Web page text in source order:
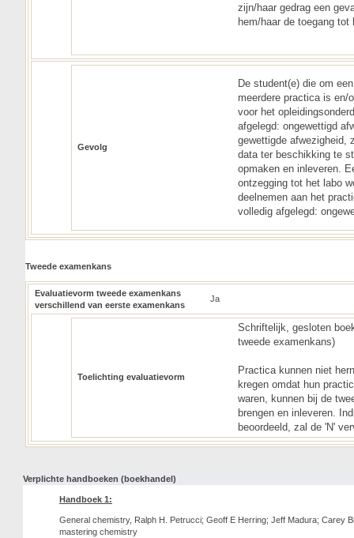
zijn/haar gedrag een
hem/haar de toegang
Gevolg
De student(e) die om
meerdere practica is en/
voor het
afgelegd: ongewettigd
gewettigde afwezigheid,
data ter beschikking te
opmaken en inleveren.
ontzegging tot het labo
deelnemen aan het
volledig afgelegd:
Tweede examenkans
Evaluatievorm tweede examenkans
verschillend van eerste examenkans
Ja
Toelichting evaluatievorm
Schriftelijk, gesloten
tweede examenkans)
Practica kunnen niet
kregen omdat hun
waren, kunnen bij de
brengen en inleveren.
beoordeeld, zal de 'N'
Verplichte handboeken (boekhandel)
Handboek 1:
General chemistry, Ralph H. Petrucci; Geoff E Herring; Jeff Madura; Carey
mastering chemistry